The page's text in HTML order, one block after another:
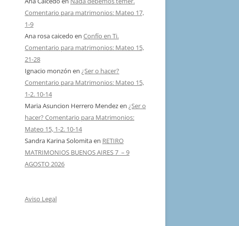
Comentario para matrimonios: Mateo 17,
1-9
Ana rosa caicedo en Confío en Ti.
Comentario para matrimonios: Mateo 15,
21-28
Ignacio monzón en ¿Ser o hacer?
Comentario para Matrimonios: Mateo 15,
1-2. 10-14
Maria Asuncion Herrero Mendezen ¿Ser o
hacer? Comentario para Matrimonios:
Mateo 15, 1-2. 10-14
Sandra Karina Solomitaen RETIRO
MATRIMONIOS BUENOS AIRES 7 – 9
AGOSTO 2026
Aviso Legal